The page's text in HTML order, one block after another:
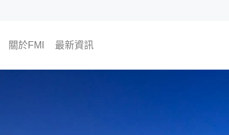
關於FMI
為何選擇FMI FMI Japan 日本房地產開發商
我們的CEO及COO
我們的顧問團隊
The Finest Moment 尊貴會員計劃
會員活動
聯絡我們
加入我們
最新資訊
海外樓市資訊
FMI專欄 置業資訊
翔勝之道
生活角度
FMI頻道